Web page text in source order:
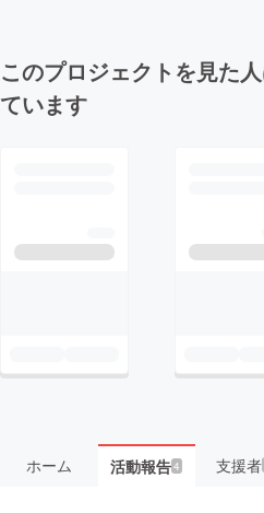
このプロジェクトを見た
ています
ホーム 活動報告4 支援者